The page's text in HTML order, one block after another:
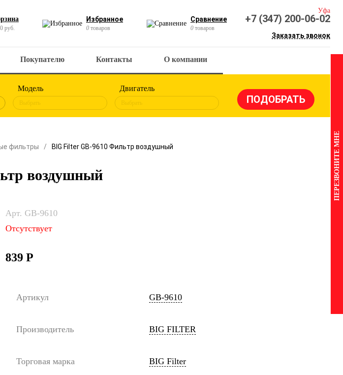
руб.
Избранное
0 товаров
Сравнение
0 товаров
Уфа
+7 (347) 200-06-02
Заказать звонок
Покупателю Контакты О компании
Модель
Выбрать
Двигатель
Выбрать
фильтры BIG Filter GB-9610 Фильтр воздушный
воздушный
Арт. GB-9610
Отсутствует
839 Р
Артикул GB-9610
Производитель BIG FILTER
Торговая марка BIG Filter
ПЕРЕЗВОНИТЕ МНЕ